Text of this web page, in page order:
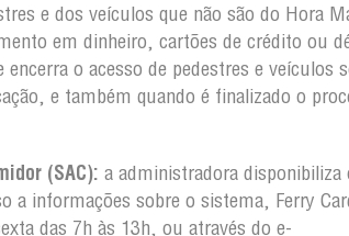
e dos veículos que não são do Hora
em dinheiro, cartões de crédito ou
o acesso de pedestres e veículos
e também quando é finalizado o
(SAC): a administradora
a informações sobre o sistema, Ferry
das 7h às 13h, ou através do e-